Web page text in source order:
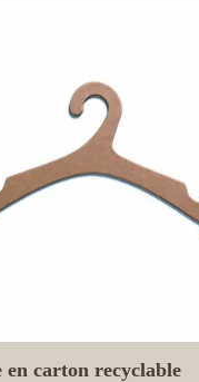
en carton recyclable